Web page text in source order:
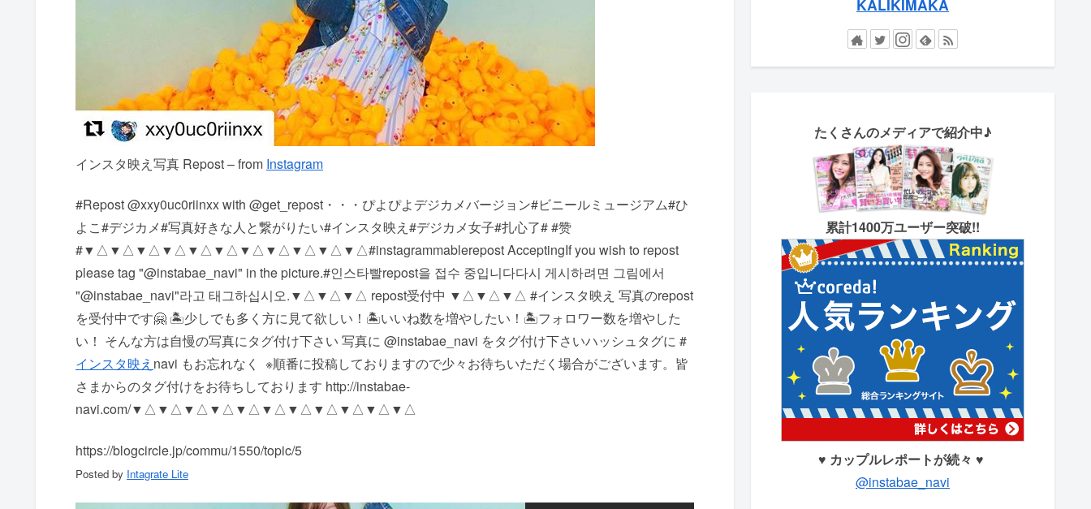
インスタ映え写真 Repost – from Instagram
#Repost @xxy0uc0riinxx with @get_repost・・・ぴよぴよデジカメバージョン#ビニールミュージアム#ひ
よこ#デジカメ#写真好きな人と繋がりたい#インスタ映え#デジカメ女子#扎心了# #赞
# ▼△▼△▼△▼△▼△▼△▼△▼△▼△▼△▼△ #instagrammable repost Accepting If you wish to repost
please tag "@instabae_navi" in the picture. #인스타빨 repost을 접수 중입니다 다시 게시하려면 그림에서
"@instabae_navi"라고 태그하십시오. ▼△▼△▼△ repost受付中 ▼△▼△▼△ #インスタ映え 写真のrepost
を受付中です🤗 🏝少しでも多く方に見て欲しい！ 🏝いいね数を増やしたい！ 🏝フォロワー数を増やした
い！ そんな方は自慢の写真にタグ付け下さい 写真に @instabae_navi をタグ付け下さい️ ハッシュタグに #
インスタ映え navi もお忘れなく ️ ※順番に投稿しておりますので少々お待ちいただく場合がございます。 皆
さまからのタグ付けをお待ちしております http://instabae-
navi.com/ ▼△▼△▼△▼△▼△▼△▼△▼△▼△▼△▼△
https://blogcircle.jp/commu/1550/topic/5
Posted by Intagrate Lite
KALIKIMAKA
たくさんのメディアで紹介中♪
累計1400万ユーザー突破!!
♥ カップルレポートが続々 ♥
@instabae_navi